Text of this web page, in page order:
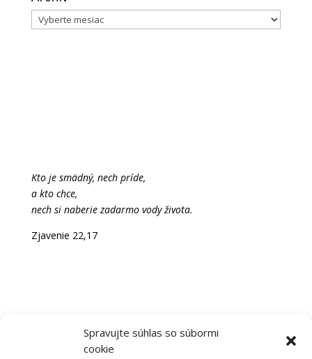
Spravujte súhlas so súbormi
cookie
Archív
Kto je smädný, nech príde,
a kto chce,
nech si naberie zadarmo vody života.
Zjavenie 22,17
Vašu e-mailovú adresu:
Hlásenie o úspešnom vykonaní